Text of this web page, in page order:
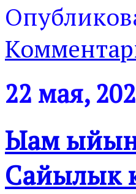
22 мая,
Ыам ыйын
Сайылык